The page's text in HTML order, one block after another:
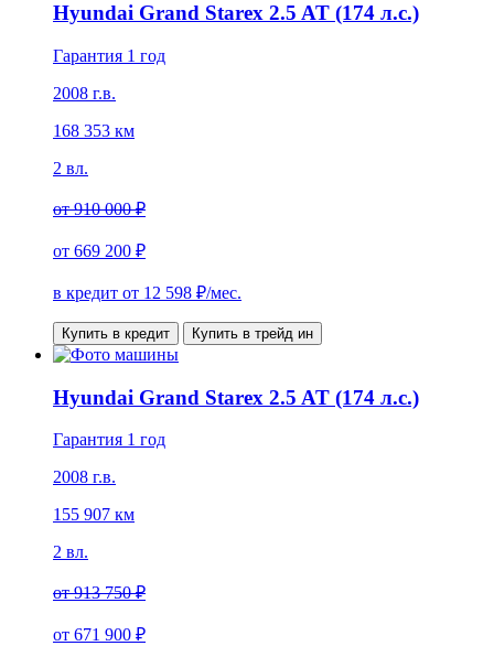
Hyundai Grand Starex 2.5 AT (174 л.с.)
Гарантия 1 год
2008 г.в.
168 353 км
2 вл.
от910 000 ₽
от 669 200 ₽
в кредит от 12 598 ₽/мес.
Купить в кредит Купить в трейд ин
Hyundai Grand Starex 2.5 AT (174 л.с.)
Гарантия 1 год
2008 г.в.
155 907 км
2 вл.
от913 750 ₽
от 671 900 ₽